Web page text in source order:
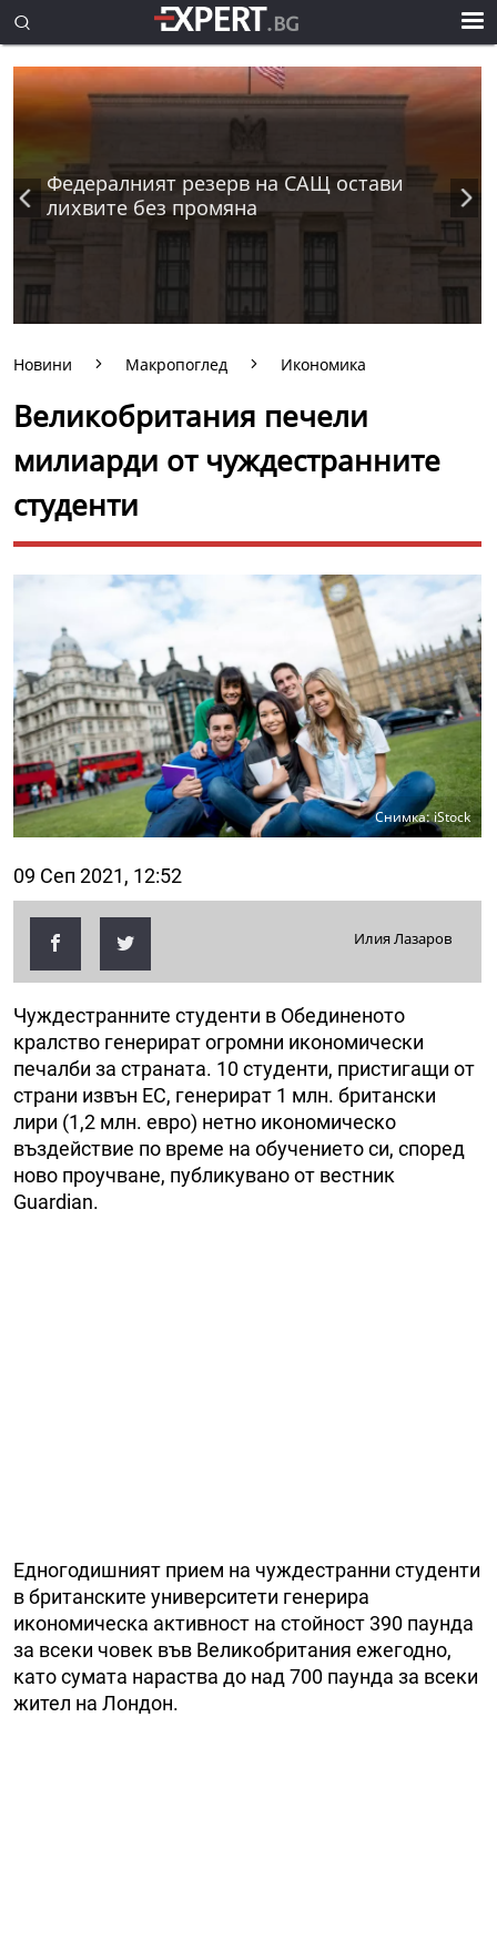
Федералният резерв на САЩ остави
лихвите без промяна
Новини Макропоглед Икономика
Великобритания печели
милиарди от чуждестранните
студенти
Снимка: iStock
09 Сеп 2021, 12:52
Илия Лазаров
Чуждестранните студенти в Обединеното
кралство генерират огромни икономически
печалби за страната. 10 студенти, пристигащи от
страни извън ЕС, генерират 1 млн. британски
лири (1,2 млн. евро) нетно икономическо
въздействие по време на обучението си, според
ново проучване, публикувано от вестник
Guardian.
Едногодишният прием на чуждестранни студенти
в британските университети генерира
икономическа активност на стойност 390 паунда
за всеки човек във Великобритания ежегодно,
като сумата нараства до над 700 паунда за всеки
жител на Лондон.